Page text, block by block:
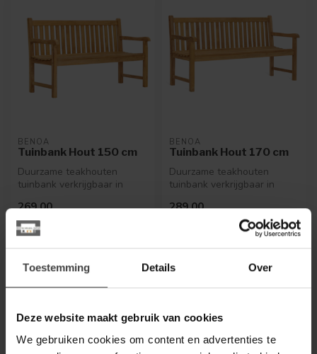
Toestemming Details Over
Deze website maakt gebruik van cookies
We gebruiken cookies om content en advertenties te
BENOA
Tuinbank Hout 150 cm
Duurzame teakhouten
tuinbank verkrijgbaar in
design, ...
269,00
Op bestelling
BENOA
Tuinbank Hout 170 cm
Duurzame teakhouten
tuinbank verkrijgbaar in
design, ...
289,00